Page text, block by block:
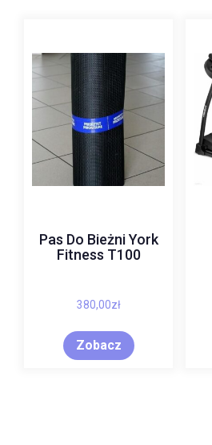
Pas Do Bieżni York
Fitness T100
380,00zł
Zobacz